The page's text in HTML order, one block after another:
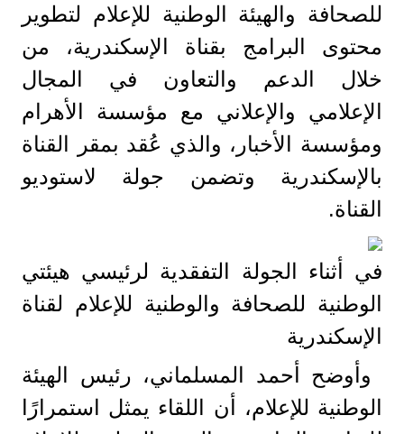
للصحافة والهيئة الوطنية للإعلام لتطوير
محتوى البرامج بقناة الإسكندرية، من
خلال الدعم والتعاون في المجال
الإعلامي والإعلاني مع مؤسسة الأهرام
ومؤسسة الأخبار، والذي عُقد بمقر القناة
بالإسكندرية وتضمن جولة لاستوديو
القناة.
في أثناء الجولة التفقدية لرئيسي هيئتي
الوطنية للصحافة والوطنية للإعلام لقناة
الإسكندرية
وأوضح أحمد المسلماني، رئيس الهيئة
الوطنية للإعلام، أن اللقاء يمثل استمرارًا